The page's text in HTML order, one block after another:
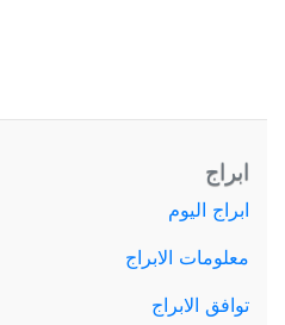
ابراج
ابراج اليوم
معلومات الابراج
توافق الابراج